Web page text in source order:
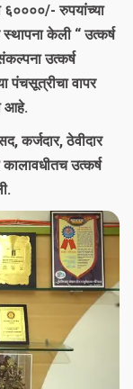
६००००/- रुपयांच्या
केली “ उत्कर्ष
उत्कर्ष
पंचसूत्रीचा वापर
आहे.
कर्जदार, ठेवीदार
कालावधीतच उत्कर्ष